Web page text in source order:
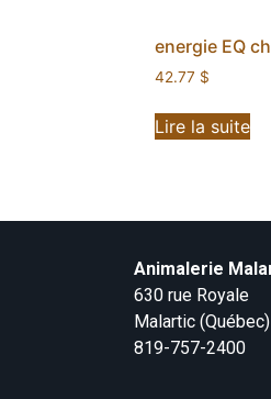
energie EQ
42.77 $
Lire la suite
Animalerie
630 rue Royale
Malartic
819-757-2400